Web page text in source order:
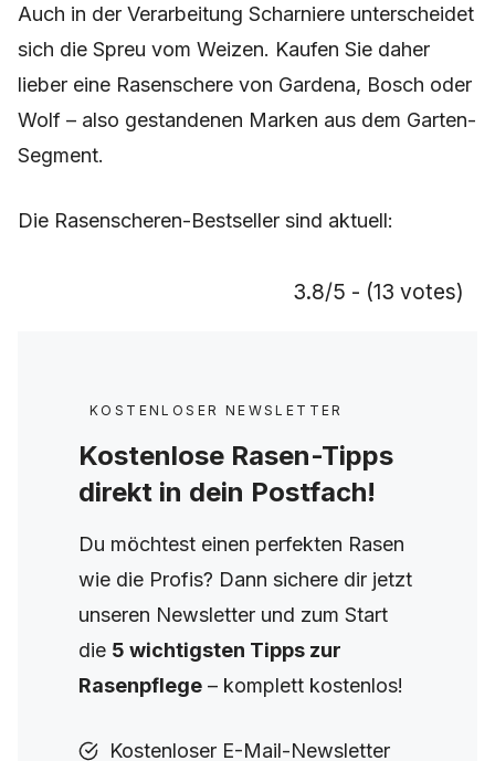
Auch in der Verarbeitung Scharniere unterscheidet
sich die Spreu vom Weizen. Kaufen Sie daher
lieber eine Rasenschere von Gardena, Bosch oder
Wolf – also gestandenen Marken aus dem Garten-
Segment.
Die Rasenscheren-Bestseller sind aktuell:
3.8/5 - (13 votes)
KOSTENLOSER NEWSLETTER
Kostenlose Rasen-Tipps
direkt in dein Postfach!
Du möchtest einen perfekten Rasen
wie die Profis? Dann sichere dir jetzt
unseren Newsletter und zum Start
die 5 wichtigsten Tipps zur
Rasenpflege – komplett kostenlos!
Kostenloser E-Mail-Newsletter